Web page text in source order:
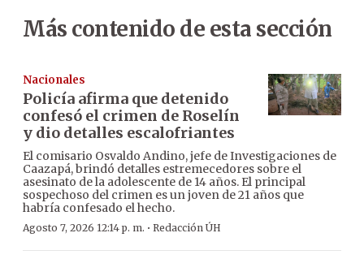
Más contenido de esta sección
Nacionales
Policía afirma que detenido
confesó el crimen de Roselín
y dio detalles escalofriantes
El comisario Osvaldo Andino, jefe de Investigaciones de
Caazapá, brindó detalles estremecedores sobre el
asesinato de la adolescente de 14 años. El principal
sospechoso del crimen es un joven de 21 años que
habría confesado el hecho.
Agosto 7, 2026 12:14 p. m. · Redacción ÚH